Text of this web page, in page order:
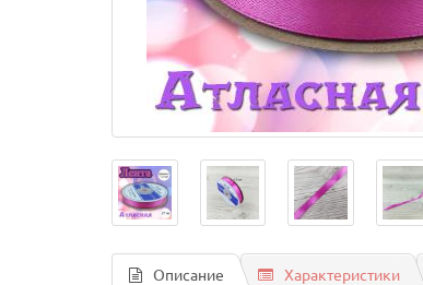
Описание Характеристики